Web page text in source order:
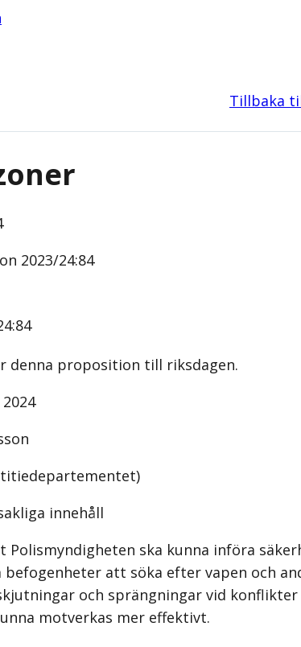
Tillbaka
2023/24:84
denna proposition till riksdagen.
innehåll
Polismyndigheten ska kunna införa
befogenheter att söka efter vapen och
och sprängningar vid konflikter
motverkas mer effektivt.